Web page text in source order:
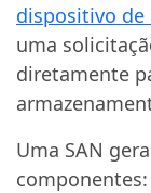
dispositivo de
uma
diretamente
Uma SAN